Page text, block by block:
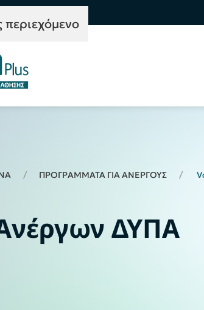
ΠΡΟΓΡΑΜΜΑΤΑ ΓΙΑ ΑΝΕΡΓΟΥΣ
ΔΥΠΑ